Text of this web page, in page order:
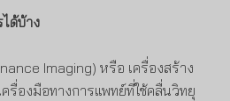
ด้บ้าง
Imaging) หรือ เครื่องสร้าง
ครื่องมือทางการแพทย์ที่ใช้คลื่นวิทยุ